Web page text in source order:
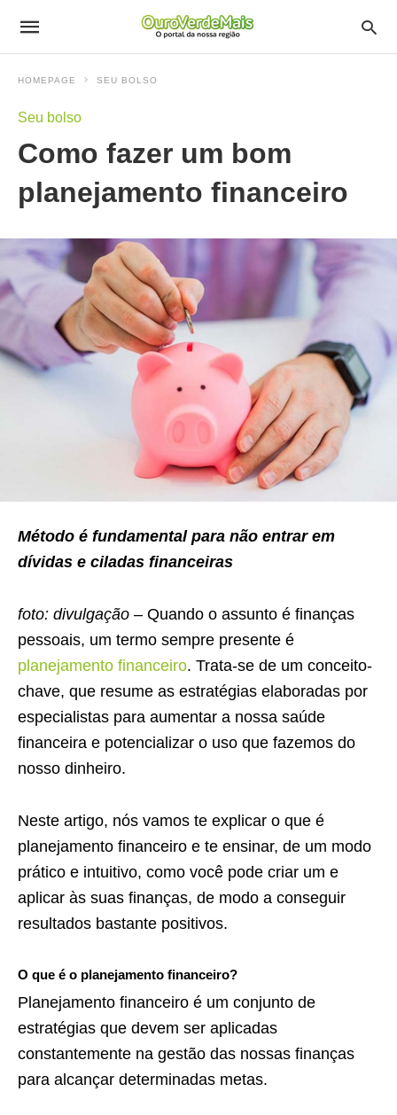
HOMEPAGE SEU BOLSO
Seu bolso
Como fazer um bom
planejamento financeiro
Método é fundamental para não entrar em
dívidas e ciladas financeiras
foto: divulgação – Quando o assunto é finanças
pessoais, um termo sempre presente é
planejamento financeiro. Trata-se de um conceito-
chave, que resume as estratégias elaboradas por
especialistas para aumentar a nossa saúde
financeira e potencializar o uso que fazemos do
nosso dinheiro.
Neste artigo, nós vamos te explicar o que é
planejamento financeiro e te ensinar, de um modo
prático e intuitivo, como você pode criar um e
aplicar às suas finanças, de modo a conseguir
resultados bastante positivos.
O que é o planejamento financeiro?
Planejamento financeiro é um conjunto de
estratégias que devem ser aplicadas
constantemente na gestão das nossas finanças
para alcançar determinadas metas.